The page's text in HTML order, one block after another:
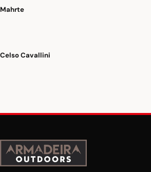
Mahrte
Celso Cavallini